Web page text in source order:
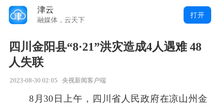
四川金阳县“8·21”洪灾造成4人遇难 48
人失联
2023-08-30 02:05 央视新闻客户端
8月30日上午，四川省人民政府在凉山州金
津云
融媒体，云天下
打开